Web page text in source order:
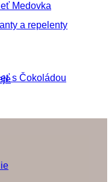
Medovka
s Čokoládou
a repelenty